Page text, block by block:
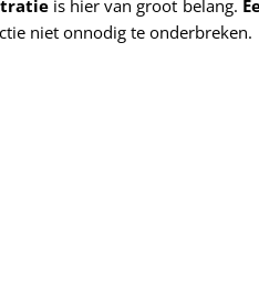
is hier van groot belang.
niet onnodig te onderbreken.